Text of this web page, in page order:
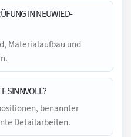
IN NEUWIED-
Materialaufbau und
SINNVOLL?
benannter
Detailarbeiten.